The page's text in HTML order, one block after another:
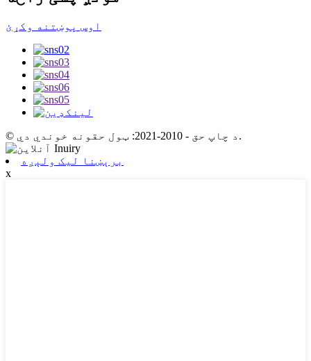
اوس پوښتنه وکړئ
© د چاپ حق - 2010-2021: ټول حقونه خوندي دي.
برېښنا لیک ولېږه
x